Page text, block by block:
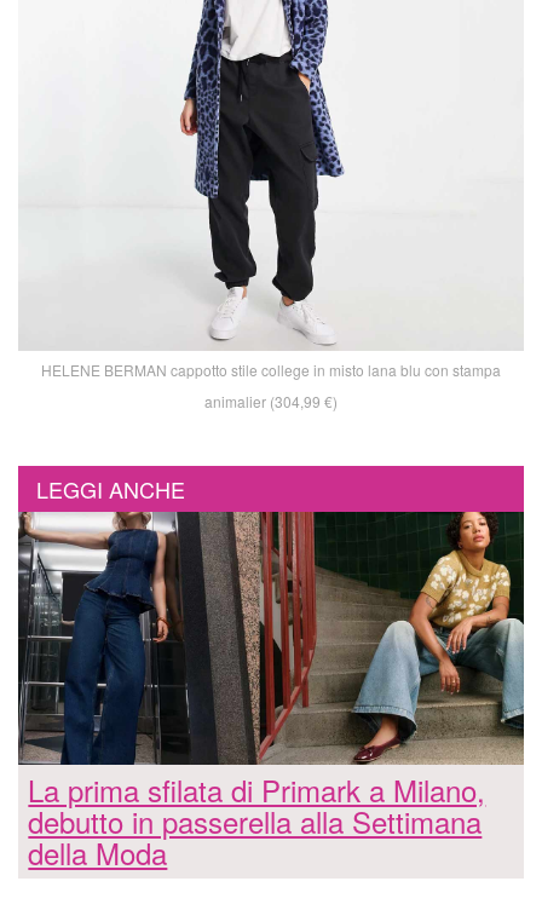
HELENE BERMAN cappotto stile college in misto lana blu con stampa
animalier (304,99 €)
LEGGI ANCHE
La prima sfilata di Primark a Milano,
debutto in passerella alla Settimana
della Moda